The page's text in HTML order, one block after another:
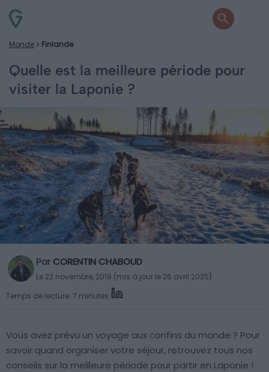
Monde Finlande
Quelle est la meilleure période pour
visiter la Laponie ?
Par CORENTIN CHABOUD
Le 22 novembre, 2019 (mis à jour le 26 avril 2025)
Temps de lecture: 7 minutes
Vous avez prévu un voyage aux confins du monde ? Pour
savoir quand organiser votre séjour, retrouvez tous nos
conseils sur la meilleure période pour partir en Laponie !